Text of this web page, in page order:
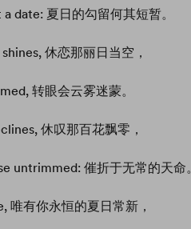
date: 夏日的勾留何其短暂。
休恋那丽日当空，
转眼会云雾迷蒙。
休叹那百花飘零，
untrimmed: 催折于无常的天命。
有你永恒的夏日常新，